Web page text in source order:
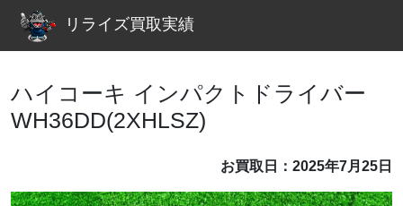
リライズ買取実績
ハイコーキ インパクトドライバー
WH36DD(2XHLSZ)
お買取日：2025年7月25日